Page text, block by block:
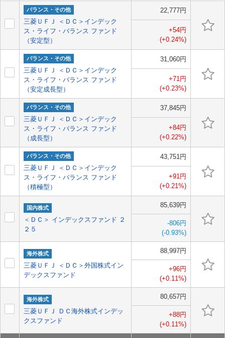
バランス・その他
三菱ＵＦＪ ＜ＤＣ＞インデック
ス・ライフ・バランス ファンド
（安定型）
22,777円
+54円
(+0.24%)
バランス・その他
三菱ＵＦＪ ＜ＤＣ＞インデック
ス・ライフ・バランス ファンド
（安定成長型）
31,060円
+71円
(+0.23%)
バランス・その他
三菱ＵＦＪ ＜ＤＣ＞インデック
ス・ライフ・バランス ファンド
（成長型）
37,845円
+84円
(+0.22%)
バランス・その他
三菱ＵＦＪ ＜ＤＣ＞インデック
ス・ライフ・バランス ファンド
（積極型）
43,751円
+91円
(+0.21%)
国内株式
＜ＤＣ＞ インデックスファンド ２
２５
85,639円
-806円
(-0.93%)
海外株式
三菱ＵＦＪ ＜ＤＣ＞外国株式イン
デックスファンド
88,997円
+96円
(+0.11%)
海外株式
三菱ＵＦＪ ＤＣ海外株式インデッ
クスファンド
80,657円
+88円
(+0.11%)